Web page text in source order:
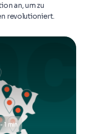
an, um zu
revolutioniert.
1 min